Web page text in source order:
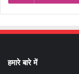
हमारे बारे में